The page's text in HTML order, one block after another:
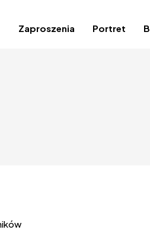
Zaproszenia Portret